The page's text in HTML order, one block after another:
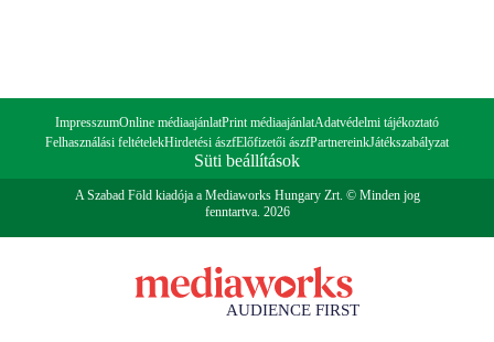
ImpresszumOnline médiaajánlatPrint médiaajánlatAdatvédelmi tájékoztató
Felhasználási feltételekHirdetési ászfElőfizetői ászfPartnereinkJátékszabályzat
Süti beállítások
A Szabad Föld kiadója a Mediaworks Hungary Zrt. © Minden jog
fenntartva. 2026